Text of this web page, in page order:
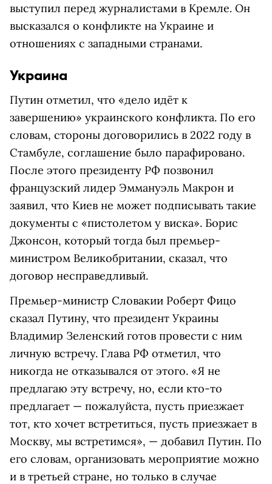
выступил перед журналистами в Кремле. Он
высказался о конфликте на Украине и
отношениях с западными странами.
Украина
Путин отметил, что «дело идёт к
завершению» украинского конфликта. По его
словам, стороны договорились в 2022 году в
Стамбуле, соглашение было парафировано.
После этого президенту РФ позвонил
французский лидер Эммануэль Макрон и
заявил, что Киев не может подписывать такие
документы с «пистолетом у виска». Борис
Джонсон, который тогда был премьер-
министром Великобритании, сказал, что
договор несправедливый.
Премьер-министр Словакии Роберт Фицо
сказал Путину, что президент Украины
Владимир Зеленский готов провести с ним
личную встречу. Глава РФ отметил, что
никогда не отказывался от этого. «Я не
предлагаю эту встречу, но, если кто-то
предлагает — пожалуйста, пусть приезжает
тот, кто хочет встретиться, пусть приезжает в
Москву, мы встретимся», — добавил Путин. По
его словам, организовать мероприятие можно
и в третьей стране, но только в случае